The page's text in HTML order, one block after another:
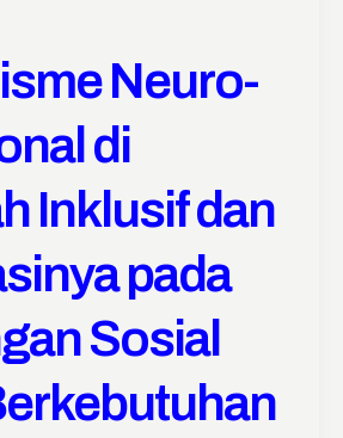
Neuro-
di
Inklusif dan
pada
Sosial